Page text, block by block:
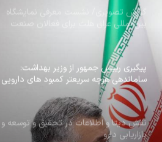
گزارش تصویری/ نشست معرفی نمایشگاه
بین‌المللی عراق هلث برای فعالان صنعت
سلامت در ایران
پیگیری رییس جمهور از وزیر بهداشت:
ساماندهی هرچه سریعتر کمبود های دارویی
نقش دیتا و اطلاعات در تحقیق و توسعه و
بازاریابی دارو